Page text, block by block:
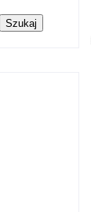
Szukaj